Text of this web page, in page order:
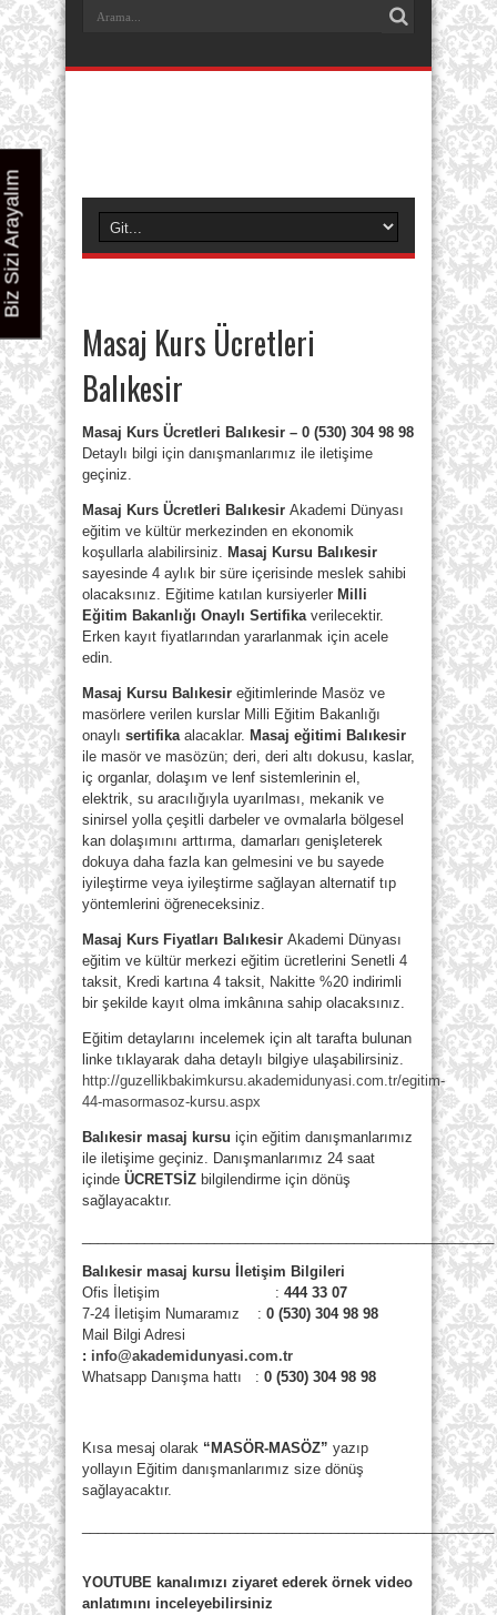
Masaj Kurs Ücretleri
Balıkesir
Masaj Kurs Ücretleri Balıkesir – 0 (530) 304 98 98
Detaylı bilgi için danışmanlarımız ile iletişime
geçiniz.
Masaj Kurs Ücretleri Balıkesir Akademi Dünyası
eğitim ve kültür merkezinden en ekonomik
koşullarla alabilirsiniz. Masaj Kursu Balıkesir
sayesinde 4 aylık bir süre içerisinde meslek sahibi
olacaksınız. Eğitime katılan kursiyerler Milli
Eğitim Bakanlığı Onaylı Sertifikaverilecektir.
Erken kayıt fiyatlarından yararlanmak için acele
edin.
Masaj Kursu Balıkesir eğitimlerinde Masöz ve
masörlere verilen kurslar Milli Eğitim Bakanlığı
onaylı sertifika alacaklar. Masaj eğitimi Balıkesir
ile masör ve masözün; deri, deri altı dokusu, kaslar,
iç organlar, dolaşım ve lenf sistemlerinin el,
elektrik, su aracılığıyla uyarılması, mekanik ve
sinirsel yolla çeşitli darbeler ve ovmalarla bölgesel
kan dolaşımını arttırma, damarları genişleterek
dokuya daha fazla kan gelmesini ve bu sayede
iyileştirme veya iyileştirme sağlayan alternatif tıp
yöntemlerini öğreneceksiniz.
Masaj Kurs Fiyatları Balıkesir Akademi Dünyası
eğitim ve kültür merkezi eğitim ücretlerini Senetli 4
taksit, Kredi kartına 4 taksit, Nakitte %20 indirimli
bir şekilde kayıt olma imkânına sahip olacaksınız.
Eğitim detaylarını incelemek için alt tarafta bulunan
linke tıklayarak daha detaylı bilgiye ulaşabilirsiniz.
http://guzellikbakimkursu.akademidunyasi.com.tr/egitim-
44-masormasoz-kursu.aspx
Balıkesir masaj kursu için eğitim danışmanlarımız
ile iletişime geçiniz. Danışmanlarımız 24 saat
içinde ÜCRETSİZ bilgilendirme için dönüş
sağlayacaktır.
_____________________________________________________
Balıkesir masaj kursu İletişim Bilgileri
Ofis İletişim : 444 33 07
7-24 İletişim Numaramız : 0 (530) 304 98 98
Mail Bilgi Adresi
: info@akademidunyasi.com.tr
Whatsapp Danışma hattı
: 0 (530) 304 98 98
Kısa mesaj olarak “MASÖR-MASÖZ” yazıp
yollayın Eğitim danışmanlarımız size dönüş
sağlayacaktır.
_____________________________________________________
YOUTUBE kanalımızı ziyaret ederek örnek video
anlatımını inceleyebilirsiniz
Biz Sizi Arayalım